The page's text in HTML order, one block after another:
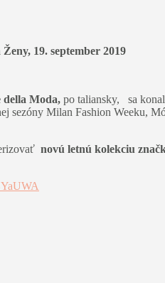
19. september 2019
Moda, po taliansky, sa
Milan Fashion Weeku,
novú letnú kolekciu